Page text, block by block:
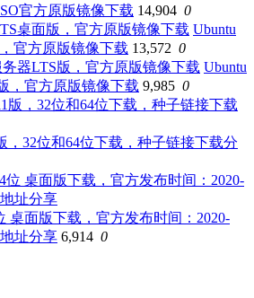
官方原版镜像下载 14,904 0
Ubuntu
官方原版镜像下载 13,572 0
Ubuntu
，官方原版镜像下载 9,985 0
，32位和64位下载，种子链接下载分
桌面版下载，官方发布时间：2020-
址分享 6,914 0